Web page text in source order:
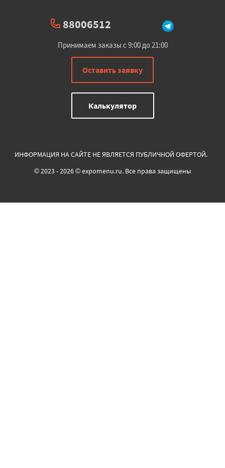
88006512
Принимаем заказы с 9:00 до 21:00
Оставить заявку
Калькулятор
ИНФОРМАЦИЯ НА САЙТЕ НЕ ЯВЛЯЕТСЯ ПУБЛИЧНОЙ ОФЕРТОЙ.
© 2023 - 2026 © expomenu.ru. Все права защищены